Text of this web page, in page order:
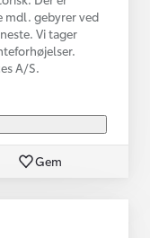
mdl. gebyrer ved
Vi tager
A/S.
Gem